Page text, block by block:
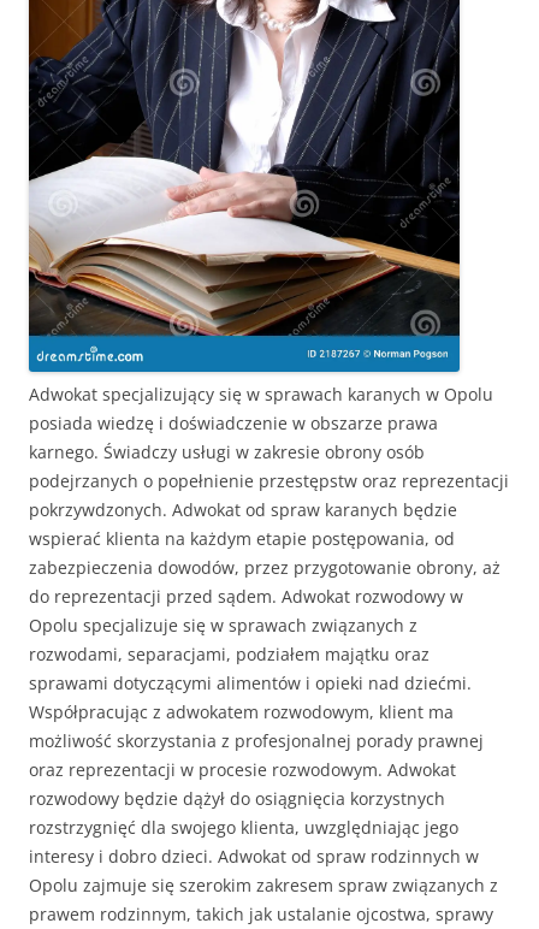
Adwokat specjalizujący się w sprawach karanych w Opolu
posiada wiedzę i doświadczenie w obszarze prawa
karnego. Świadczy usługi w zakresie obrony osób
podejrzanych o popełnienie przestępstw oraz reprezentacji
pokrzywdzonych. Adwokat od spraw karanych będzie
wspierać klienta na każdym etapie postępowania, od
zabezpieczenia dowodów, przez przygotowanie obrony, aż
do reprezentacji przed sądem. Adwokat rozwodowy w
Opolu specjalizuje się w sprawach związanych z
rozwodami, separacjami, podziałem majątku oraz
sprawami dotyczącymi alimentów i opieki nad dziećmi.
Współpracując z adwokatem rozwodowym, klient ma
możliwość skorzystania z profesjonalnej porady prawnej
oraz reprezentacji w procesie rozwodowym. Adwokat
rozwodowy będzie dążył do osiągnięcia korzystnych
rozstrzygnięć dla swojego klienta, uwzględniając jego
interesy i dobro dzieci. Adwokat od spraw rodzinnych w
Opolu zajmuje się szerokim zakresem spraw związanych z
prawem rodzinnym, takich jak ustalanie ojcostwa, sprawy